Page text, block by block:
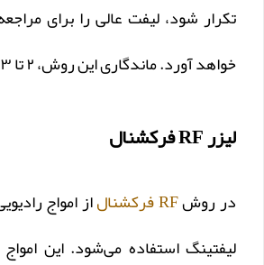
تکرار شود، لیفت عالی را برای
خواهد آورد. ماندگاری این روش، ۲ تا ۳ سال است.
لیزر RF فرکشنال
در روشRF فرکشنال
از امواج
لیفتینگ استفاده می‌شود. این امواج